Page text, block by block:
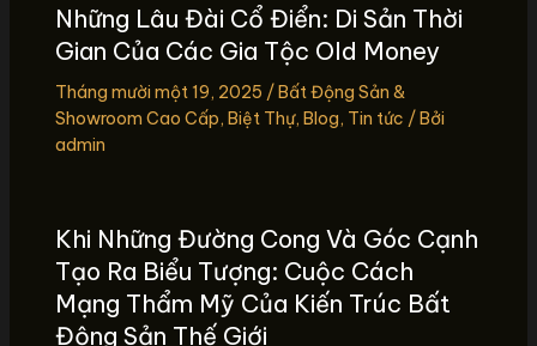
Những Lâu Đài Cổ Điển: Di Sản Thời
Gian Của Các Gia Tộc Old Money
Tháng mười một 19, 2025 /Bất Động Sản &
Showroom Cao Cấp, Biệt Thự, Blog, Tin tức / Bởi
admin
Khi Những Đường Cong Và Góc Cạnh
Tạo Ra Biểu Tượng: Cuộc Cách
Mạng Thẩm Mỹ Của Kiến Trúc Bất
Động Sản Thế Giới